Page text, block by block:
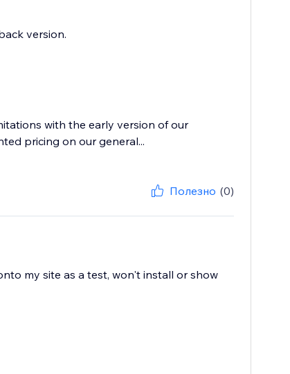
version.
with the early version of our
pricing on our general...
Полезно (0)
my site as a test, won't install or show